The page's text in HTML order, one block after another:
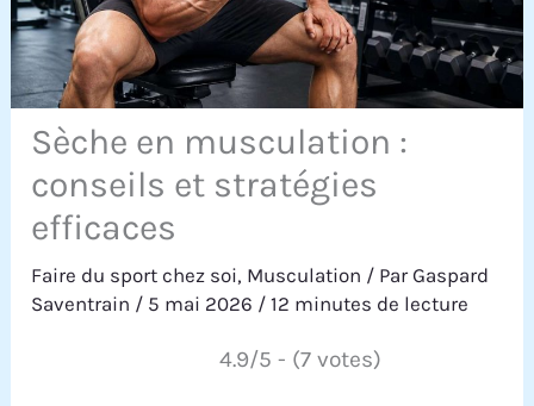
Sèche en musculation :
conseils et stratégies
efficaces
Faire du sport chez soi, Musculation / ParGaspard
Saventrain / 5 mai 2026 /12 minutes de lecture
4.9/5 - (7 votes)